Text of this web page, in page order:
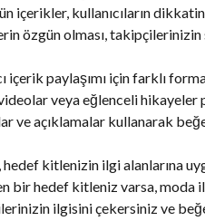
içerikler, kullanıcıların
özgün olması, takipçilerinizin
içerik paylaşımı için farklı
veya eğlenceli hikayeler
ve açıklamalar kullanarak
hedef kitlenizin ilgi alanlarına
bir hedef kitleniz varsa,
ilgisini çekersiniz ve